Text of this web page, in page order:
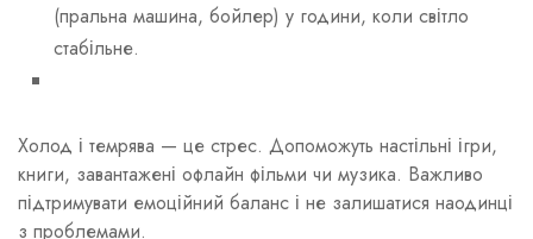
(пральна машина, бойлер) у години, коли світло
стабільне.
Холод і темрява — це стрес. Допоможуть настільні ігри,
книги, завантажені офлайн фільми чи музика. Важливо
підтримувати емоційний баланс і не залишатися наодинці
з проблемами.